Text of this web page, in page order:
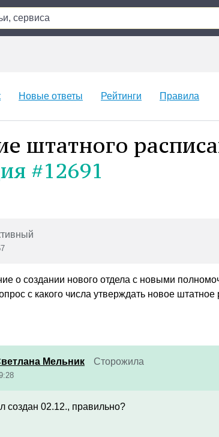
Новые ответы Рейтинги Правила
штатного
#12691
о создании нового отдела с новыми
с какого числа утверждать новое штатное
Мельник Сторожила
создан 02.12., правильно?